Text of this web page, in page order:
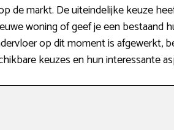
de markt. De uiteindelijke keuze
woning of geef je een
op dit moment is afgewerkt,
keuzes en hun interessante